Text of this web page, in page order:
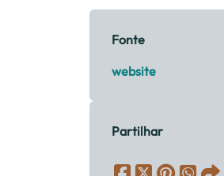
Fonte
website
Partilhar